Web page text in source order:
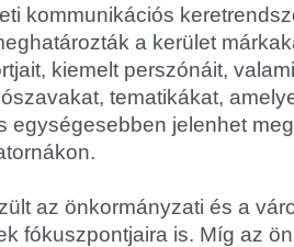
kommunikációs
a kerület
kiemelt perszónáit,
tematikákat,
egységesebben jelenhet
az önkormányzati és a
fókuszpontjaira is. Míg az